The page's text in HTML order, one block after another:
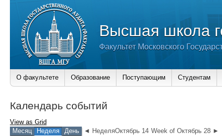
Высшая школа
Факультет Московского
О факультете Образование Поступающим Студентам
Календарь событий
View as Grid
Месяц
Неделя День ◄ НеделяОктябрь 14 Week of Октябрь 28 ►